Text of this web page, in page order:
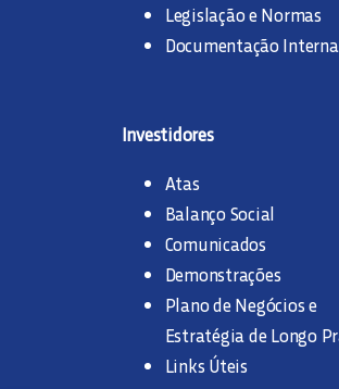
Legislação e Normas
Documentação Interna
Investidores
Atas
Balanço Social
Comunicados
Demonstrações
Plano de Negócios e
Estratégia de Longo
Links Úteis